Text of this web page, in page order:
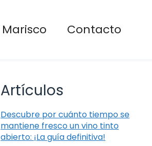
Marisco Contacto
Artículos
Descubre por cuánto tiempo se
mantiene fresco un vino tinto
abierto: ¡La guía definitiva!